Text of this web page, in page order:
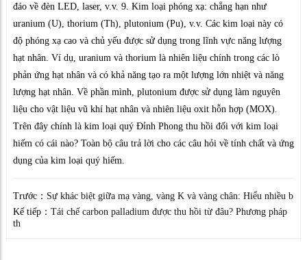
đáo về đèn LED, laser, v.v. 9. Kim loại phóng xạ: chẳng hạn như
uranium (U), thorium (Th), plutonium (Pu), v.v. Các kim loại này có
độ phóng xạ cao và chủ yếu được sử dụng trong lĩnh vực năng lượng
hạt nhân. Ví dụ, uranium và thorium là nhiên liệu chính trong các lò
phản ứng hạt nhân và có khả năng tạo ra một lượng lớn nhiệt và năng
lượng hạt nhân. Về phần mình, plutonium được sử dụng làm nguyên
liệu cho vật liệu vũ khí hạt nhân và nhiên liệu oxit hỗn hợp (MOX).
Trên đây chính là kim loại quý Đỉnh Phong thu hồi đối với kim loại
hiếm có cái nào? Toàn bộ câu trả lời cho các câu hỏi về tính chất và ứng
dụng của kim loại quý hiếm.
Trước： Sự khác biệt giữa mạ vàng, vàng K và vàng chân: Hiểu nhiều b
Kế tiếp： Tái chế carbon palladium được thu hồi từ đâu? Phương pháp
th